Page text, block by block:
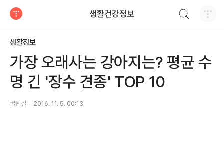
생활건강정보
생활정보
가장 오래사는 강아지는? 평균 수
명 긴 '장수 견종' TOP 10
꿀팁걸 2016. 11. 5. 00:13